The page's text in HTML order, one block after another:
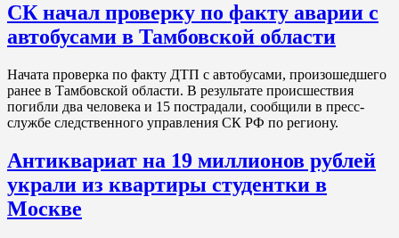
СК начал проверку по факту аварии с
автобусами в Тамбовской области
Начата проверка по факту ДТП с автобусами, произошедшего
ранее в Тамбовской области. В результате происшествия
погибли два человека и 15 пострадали, сообщили в пресс-
службе следственного управления СК РФ по региону.
Антиквариат на 19 миллионов рублей
украли из квартиры студентки в
Москве